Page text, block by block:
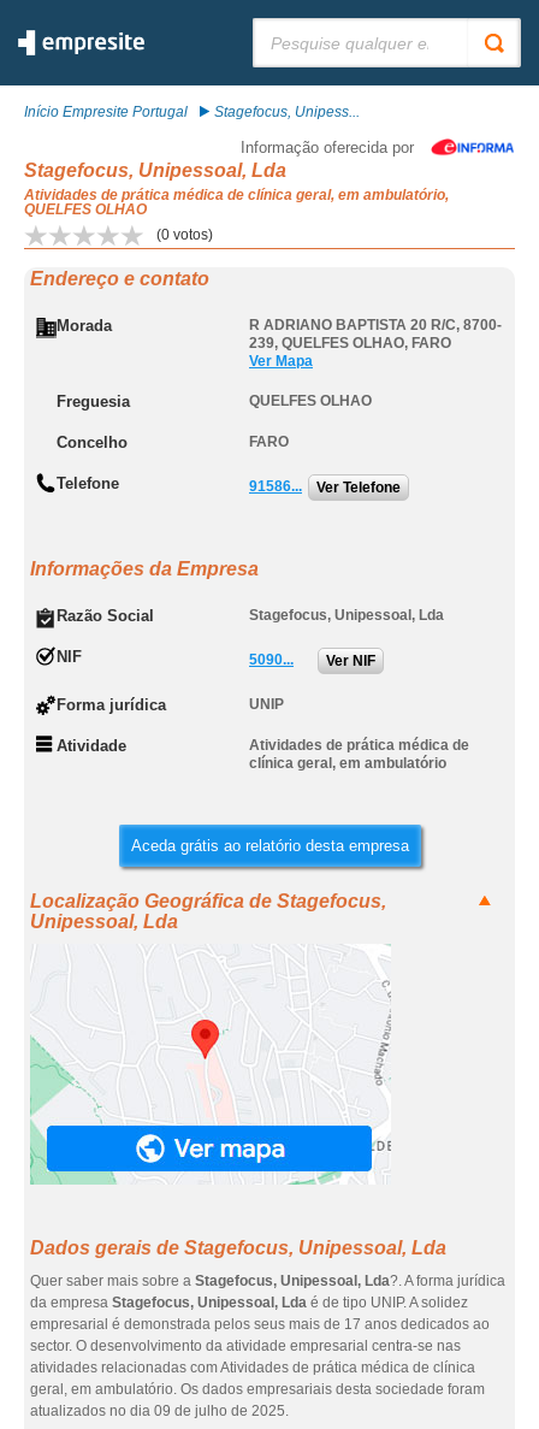
Início Empresite Portugal Stagefocus, Unipess...
Informação oferecida por
Stagefocus, Unipessoal, Lda
Atividades de prática médica de clínica geral, em ambulatório,
QUELFES OLHAO
(0 votos)
Endereço e contato
Morada
R ADRIANO BAPTISTA 20 R/C, 8700-
239, QUELFES OLHAO, FARO
Ver Mapa
Freguesia QUELFES OLHAO
Concelho FARO
Telefone 91586... Ver Telefone
Informações da Empresa
Razão Social Stagefocus, Unipessoal, Lda
NIF 5090... Ver NIF
Forma jurídica UNIP
Atividade
Atividades de prática médica de
clínica geral, em ambulatório
Aceda grátis ao relatório desta empresa
Localização Geográfica de Stagefocus,
Unipessoal, Lda
Dados gerais de Stagefocus, Unipessoal, Lda
Quer saber mais sobre a Stagefocus, Unipessoal, Lda?. A forma jurídica
da empresa Stagefocus, Unipessoal, Lda é de tipo UNIP. A solidez
empresarial é demonstrada pelos seus mais de 17 anos dedicados ao
sector. O desenvolvimento da atividade empresarial centra-se nas
atividades relacionadas com Atividades de prática médica de clínica
geral, em ambulatório. Os dados empresariais desta sociedade foram
atualizados no dia 09 de julho de 2025.